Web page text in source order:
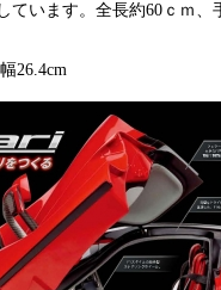
ています。全長約60ｃｍ
26.4cm